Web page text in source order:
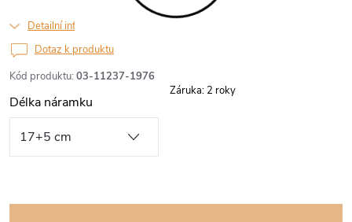
Kód produktu: 03-11237-1976
Detailní informace
Délka náramku
Dotaz k produktu
Záruka: 2 roky